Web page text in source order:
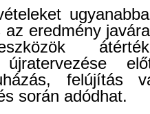
az eredmény
újratervezése
felújítás
során adódhat.